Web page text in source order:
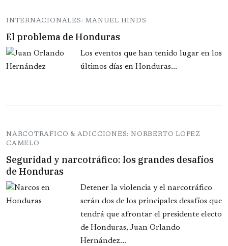
INTERNACIONALES: MANUEL HINDS
El problema de Honduras
Los eventos que han tenido lugar en los
últimos días en Honduras...
NARCOTRAFICO & ADICCIONES: NORBERTO LOPEZ
CAMELO
Seguridad y narcotráfico: los grandes desafíos
de Honduras
Detener la violencia y el narcotráfico
serán dos de los principales desafíos que
tendrá que afrontar el presidente electo
de Honduras, Juan Orlando
Hernández...